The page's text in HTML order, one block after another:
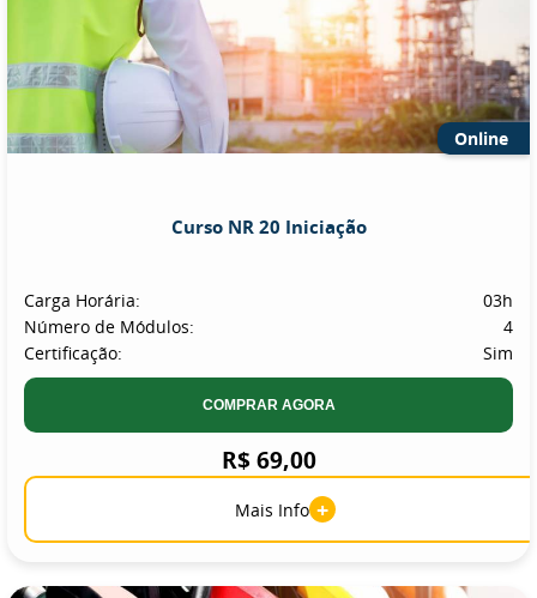
Online
Curso NR 20 Iniciação
Carga Horária:
03h
Número de Módulos:
4
Certificação:
Sim
COMPRAR AGORA
R$ 69,00
Mais Info +